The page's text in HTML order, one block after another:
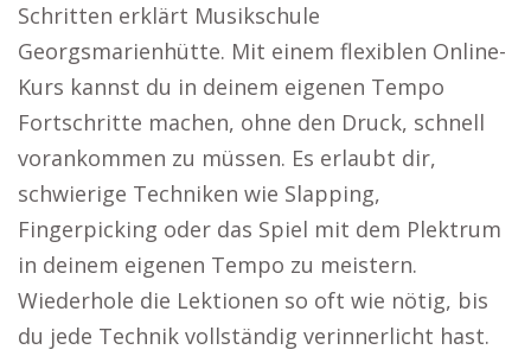
Schritten erklärt Musikschule
Georgsmarienhütte. Mit einem flexiblen Online-
Kurs kannst du in deinem eigenen Tempo
Fortschritte machen, ohne den Druck, schnell
vorankommen zu müssen. Es erlaubt dir,
schwierige Techniken wie Slapping,
Fingerpicking oder das Spiel mit dem Plektrum
in deinem eigenen Tempo zu meistern.
Wiederhole die Lektionen so oft wie nötig, bis
du jede Technik vollständig verinnerlicht hast.